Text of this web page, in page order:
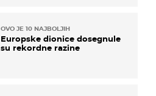
OVO JE 10 NAJBOLJIH
Europske dionice dosegnule
su rekordne razine